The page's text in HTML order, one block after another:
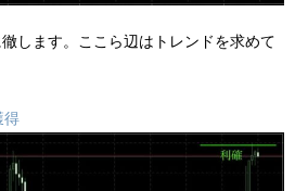
します。ここら辺はトレンドを求めて
得